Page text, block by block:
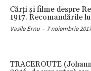
Cărţi şi filme despre
1917. Recomandările
Vasile Ernu - 7 noiembrie 2017
TRACEROUTE